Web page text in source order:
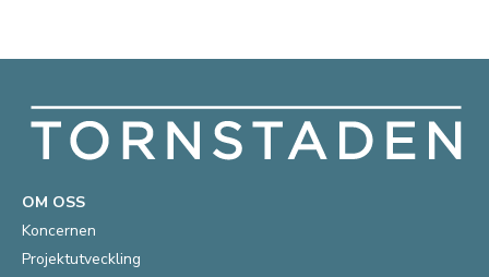
OM OSS
Koncernen
Projektutveckling